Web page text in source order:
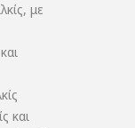
με
και